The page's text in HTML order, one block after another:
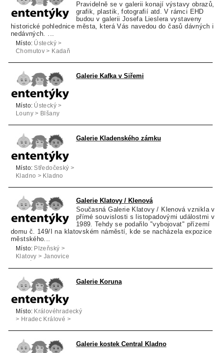
Pravidelně se v galerii konají výstavy obrazů,
grafik, plastik, fotografií atd. V rámci EHD
budou v galerii Josefa Lieslera vystaveny
historické pohlednice města, která Vás navedou do časů dávných i
nedávných. ...
Místo: Ústecký >
Chomutov > Kadaň
Galerie Kafka v Siřemi
Místo: Ústecký >
Louny > Blšany
Galerie Kladenského zámku
Místo: Středočeský >
Kladno > Kladno
Galerie Klatovy / Klenová
Současná Galerie Klatovy / Klenová vznikla v
přímé souvislosti s listopadovými událostmi v
1989. Tehdy se podařilo "vybojovat" přízemí
domu č. 149/I na klatovském náměstí, kde se nacházela expozice
městského...
Místo: Plzeňský >
Klatovy > Janovice
Galerie Koruna
Místo: Královéhradecký
> Hradec Králové >
Galerie kostek Central Kladno